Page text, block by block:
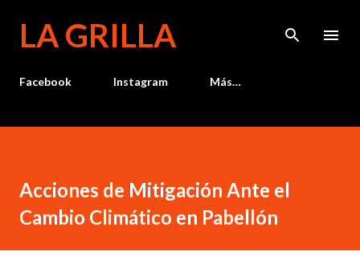
LA GRILLA
Facebook Instagram Más…
Acciones de Mitigación Ante el
Cambio Climático en Pabellón